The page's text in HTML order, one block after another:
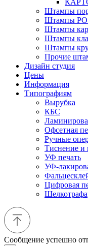
Штампы
Штампы
Штампы
Штампы
Штампы
Прочие
Дизайн студия
Цены
Информация
Типографиям
Вырубка
КБС
Офсетная
Ручные
Тиснение и
УФ печать
УФ-
Цифровая
Сообщение успешно